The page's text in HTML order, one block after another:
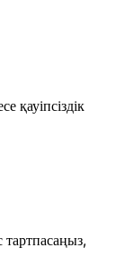
қауіпсіздік